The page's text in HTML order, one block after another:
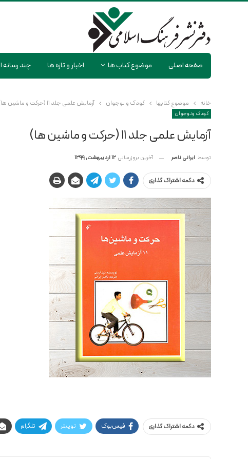
صفحه اصلی موضوع کتاب ها اخبار و تازه ها چند رسانه
خانه موضوع کتابها کودک و نوجوان آزمایش علمی جلد ۱۱ (حرکت و ماشین ها)
کودک و نوجوان
آزمایش علمی جلد ۱۱ (حرکت و ماشین ها)
توسط ایرانی ناصر آخرین بروزرسانی 12 اردیبهشت, 1399
دکمه اشتراک گذاری
دکمه اشتراک گذاری فیس‌بوک توییتر تلگرام